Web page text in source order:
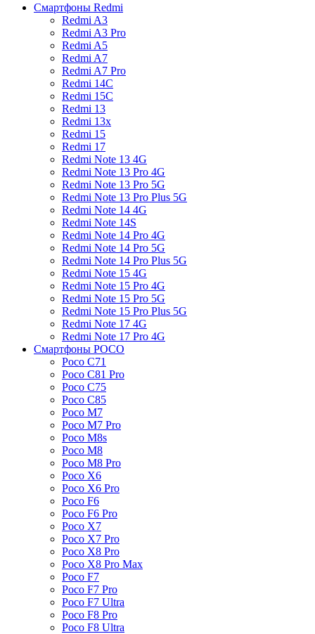
Смартфоны Redmi
Redmi A3
Redmi A3 Pro
Redmi A5
Redmi A7
Redmi A7 Pro
Redmi 14C
Redmi 15C
Redmi 13
Redmi 13x
Redmi 15
Redmi 17
Redmi Note 13 4G
Redmi Note 13 Pro 4G
Redmi Note 13 Pro 5G
Redmi Note 13 Pro Plus 5G
Redmi Note 14 4G
Redmi Note 14S
Redmi Note 14 Pro 4G
Redmi Note 14 Pro 5G
Redmi Note 14 Pro Plus 5G
Redmi Note 15 4G
Redmi Note 15 Pro 4G
Redmi Note 15 Pro 5G
Redmi Note 15 Pro Plus 5G
Redmi Note 17 4G
Redmi Note 17 Pro 4G
Смартфоны POCO
Poco C71
Poco C81 Pro
Poco C75
Poco C85
Poco M7
Poco M7 Pro
Poco M8s
Poco M8
Poco M8 Pro
Poco X6
Poco X6 Pro
Poco F6
Poco F6 Pro
Poco X7
Poco X7 Pro
Poco X8 Pro
Poco X8 Pro Max
Poco F7
Poco F7 Pro
Poco F7 Ultra
Poco F8 Pro
Poco F8 Ultra